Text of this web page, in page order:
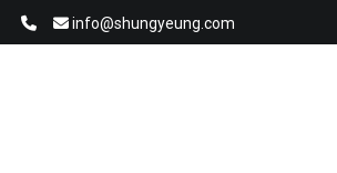
info@shungyeung.com